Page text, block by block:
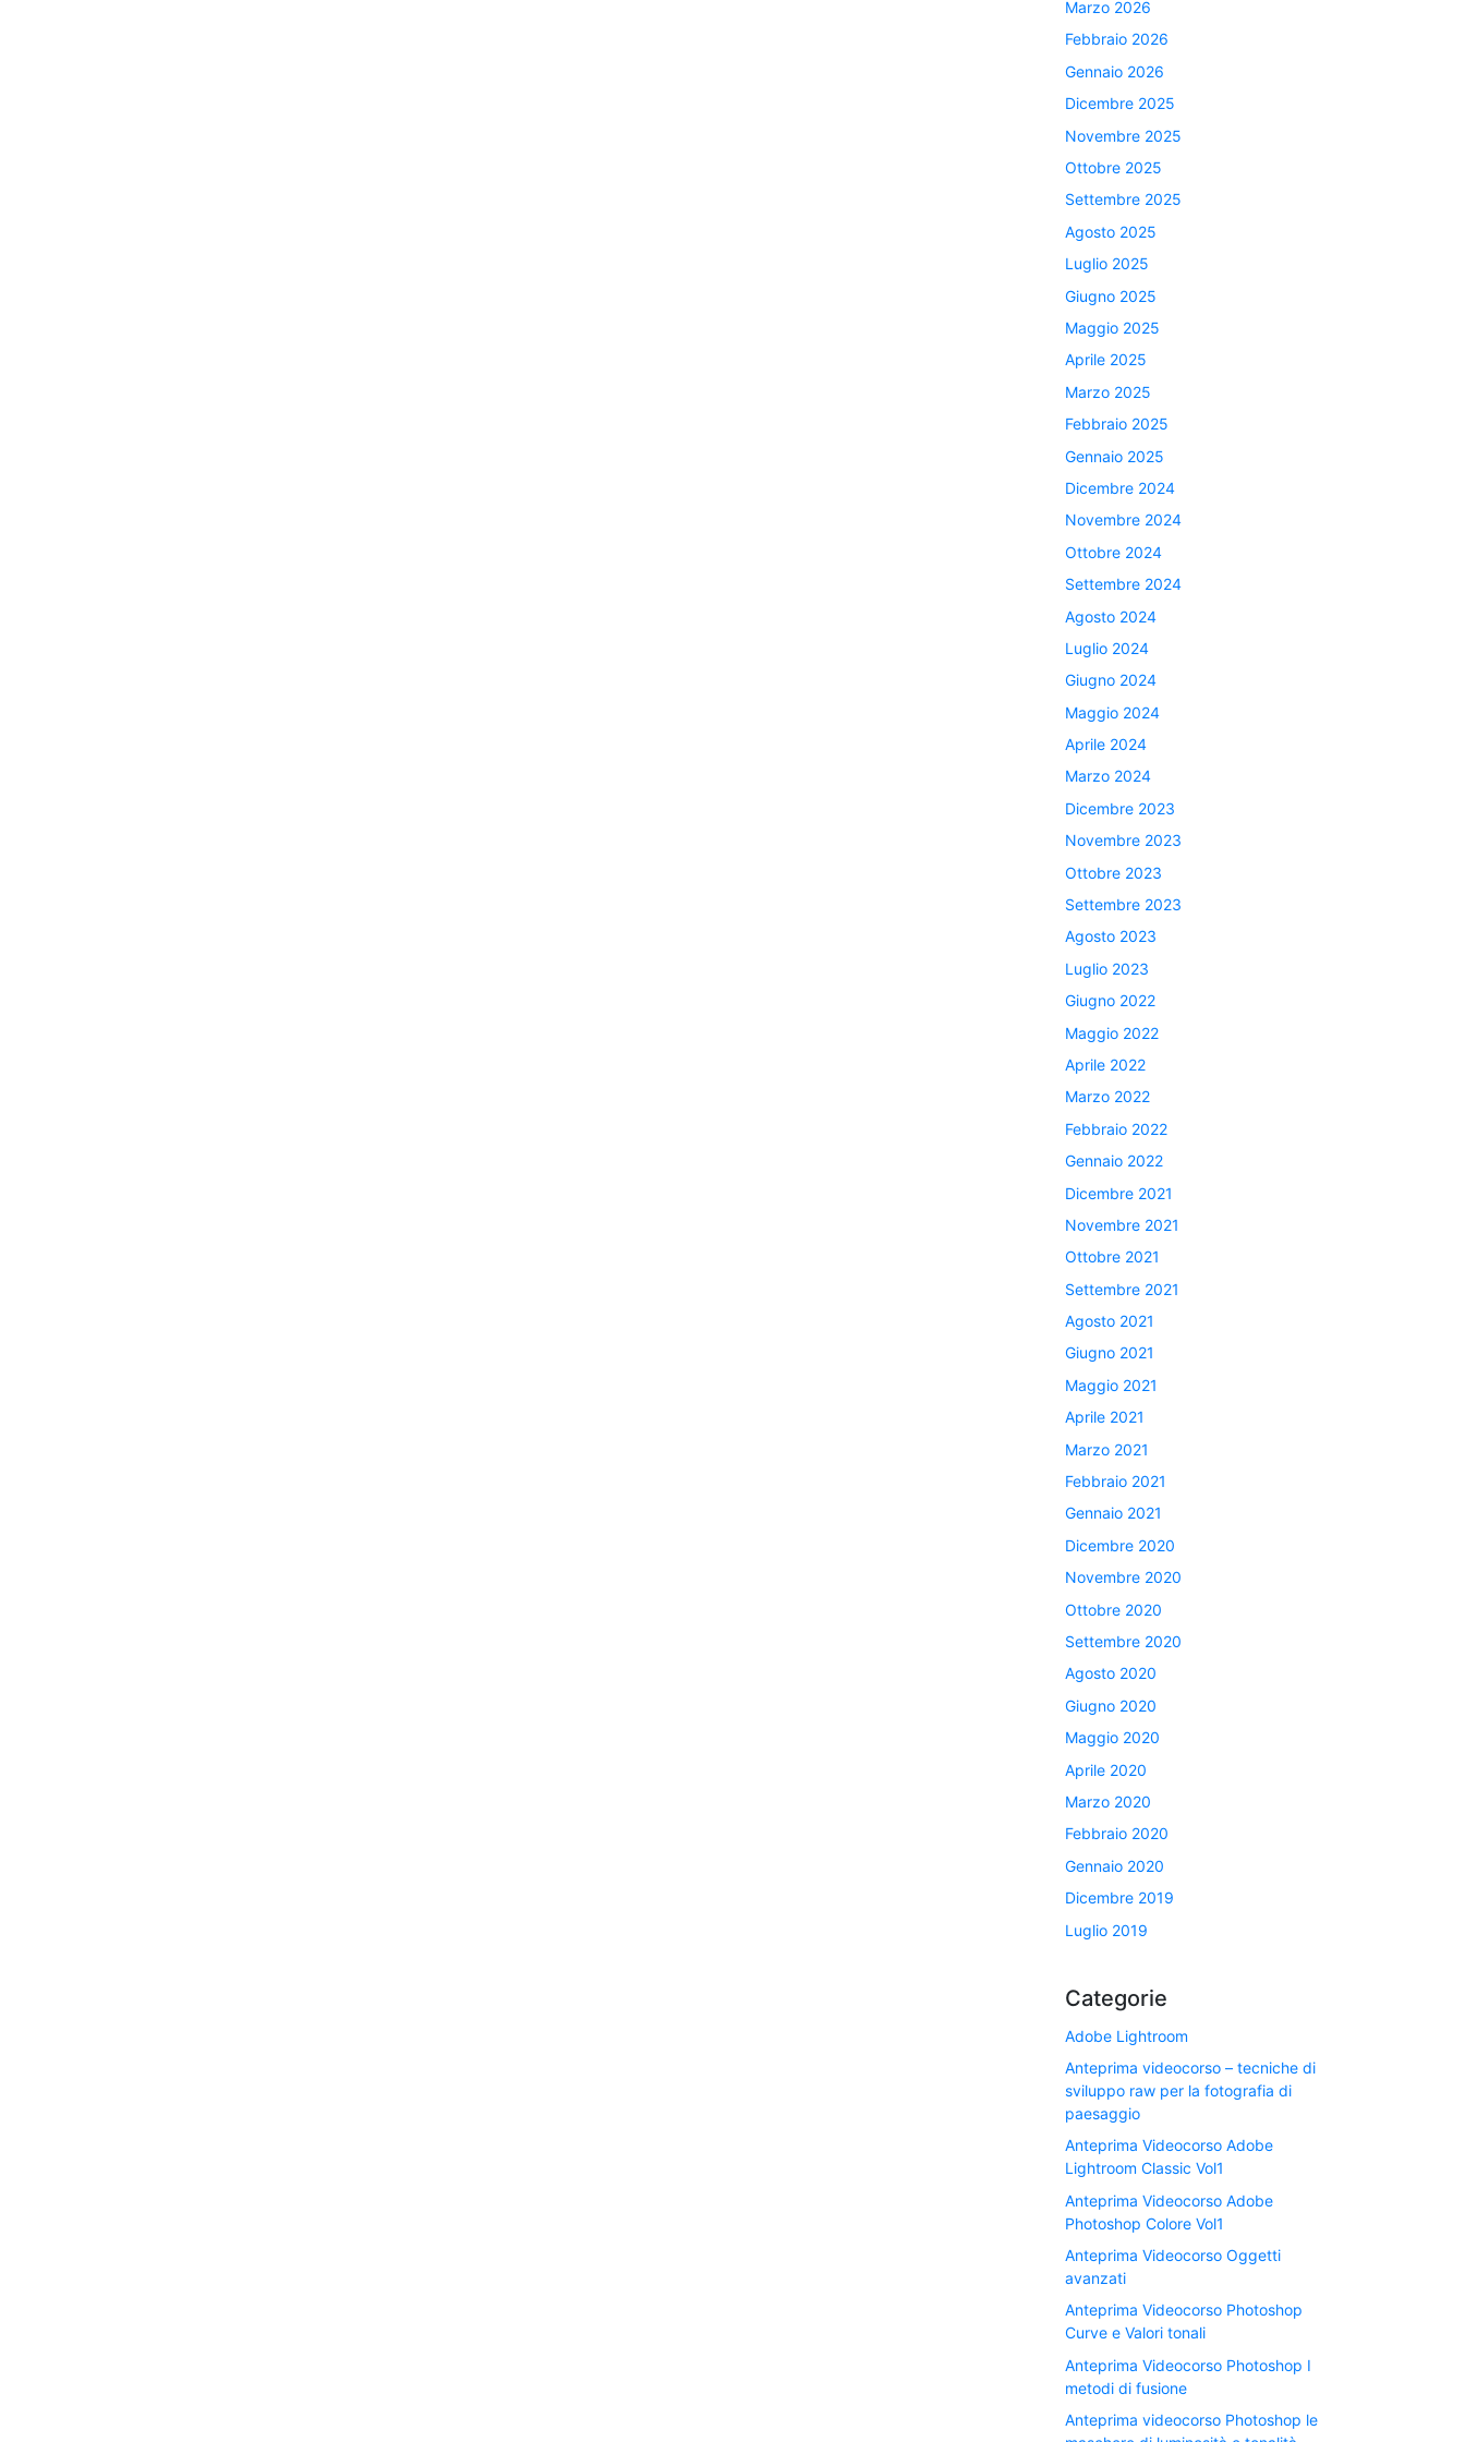
Marzo 2026
Febbraio 2026
Gennaio 2026
Dicembre 2025
Novembre 2025
Ottobre 2025
Settembre 2025
Agosto 2025
Luglio 2025
Giugno 2025
Maggio 2025
Aprile 2025
Marzo 2025
Febbraio 2025
Gennaio 2025
Dicembre 2024
Novembre 2024
Ottobre 2024
Settembre 2024
Agosto 2024
Luglio 2024
Giugno 2024
Maggio 2024
Aprile 2024
Marzo 2024
Dicembre 2023
Novembre 2023
Ottobre 2023
Settembre 2023
Agosto 2023
Luglio 2023
Giugno 2022
Maggio 2022
Aprile 2022
Marzo 2022
Febbraio 2022
Gennaio 2022
Dicembre 2021
Novembre 2021
Ottobre 2021
Settembre 2021
Agosto 2021
Giugno 2021
Maggio 2021
Aprile 2021
Marzo 2021
Febbraio 2021
Gennaio 2021
Dicembre 2020
Novembre 2020
Ottobre 2020
Settembre 2020
Agosto 2020
Giugno 2020
Maggio 2020
Aprile 2020
Marzo 2020
Febbraio 2020
Gennaio 2020
Dicembre 2019
Luglio 2019
Categorie
Adobe Lightroom
Anteprima videocorso – tecniche di
sviluppo raw per la fotografia di
paesaggio
Anteprima Videocorso Adobe
Lightroom Classic Vol1
Anteprima Videocorso Adobe
Photoshop Colore Vol1
Anteprima Videocorso Oggetti
avanzati
Anteprima Videocorso Photoshop
Curve e Valori tonali
Anteprima Videocorso Photoshop I
metodi di fusione
Anteprima videocorso Photoshop le